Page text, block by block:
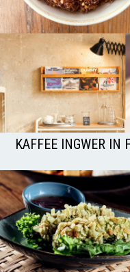
KAFFEE INGWER IN